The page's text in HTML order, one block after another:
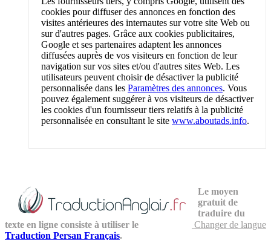
cookies pour diffuser des annonces en fonction des
visites antérieures des internautes sur votre site Web ou
sur d'autres pages. Grâce aux cookies publicitaires,
Google et ses partenaires adaptent les annonces
diffusées auprès de vos visiteurs en fonction de leur
navigation sur vos sites et/ou d'autres sites Web. Les
utilisateurs peuvent choisir de désactiver la publicité
personnalisée dans les Paramètres des annonces. Vous
pouvez également suggérer à vos visiteurs de désactiver
les cookies d'un fournisseur tiers relatifs à la publicité
personnalisée en consultant le site www.aboutads.info.
Changer de langue
Le moyen
gratuit de
traduire du
texte en ligne consiste à utiliser le
Traduction Persan Français.